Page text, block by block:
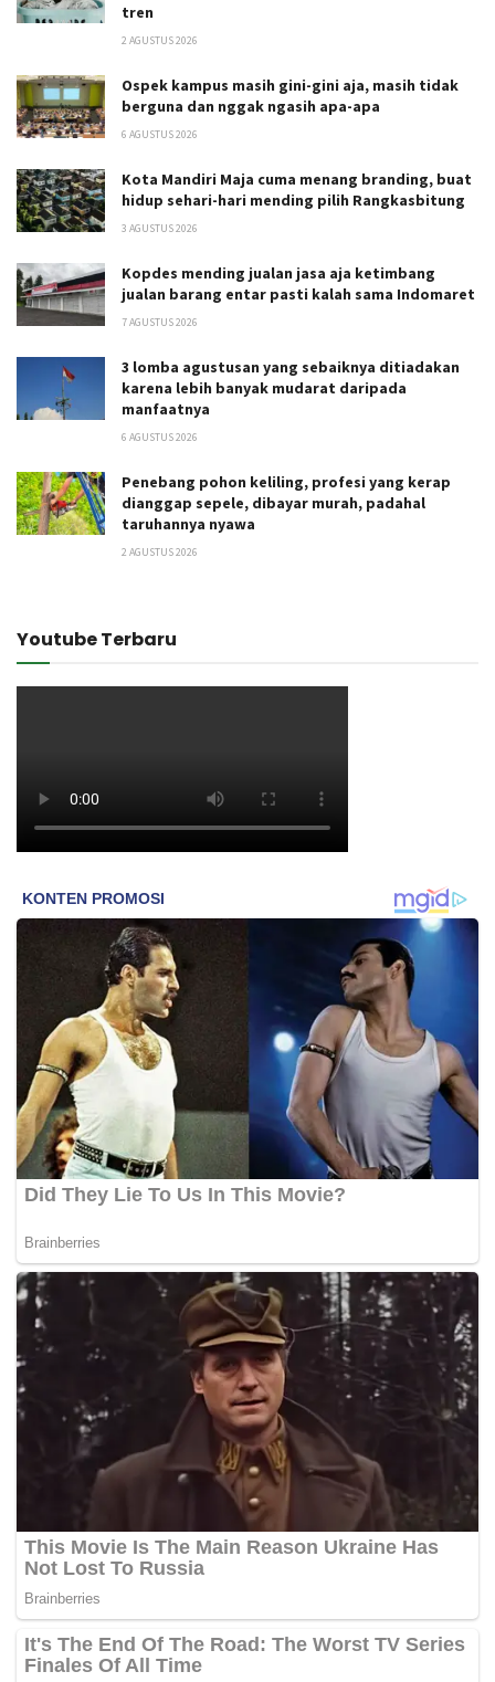
tren
2 AGUSTUS 2026
Ospek kampus masih gini-gini aja, masih tidak
berguna dan nggak ngasih apa-apa
6 AGUSTUS 2026
Kota Mandiri Maja cuma menang branding, buat
hidup sehari-hari mending pilih Rangkasbitung
3 AGUSTUS 2026
Kopdes mending jualan jasa aja ketimbang
jualan barang entar pasti kalah sama Indomaret
7 AGUSTUS 2026
3 lomba agustusan yang sebaiknya ditiadakan
karena lebih banyak mudarat daripada
manfaatnya
6 AGUSTUS 2026
Penebang pohon keliling, profesi yang kerap
dianggap sepele, dibayar murah, padahal
taruhannya nyawa
2 AGUSTUS 2026
Youtube Terbaru